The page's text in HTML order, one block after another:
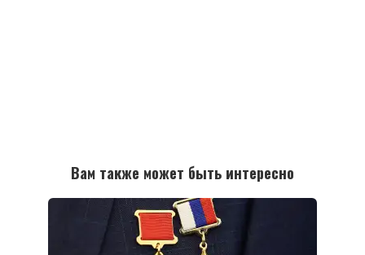
Вам также может быть интересно